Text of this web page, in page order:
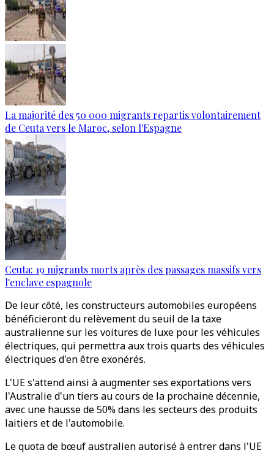
La majorité des 50 000 migrants repartis volontairement
de Ceuta vers le Maroc, selon l'Espagne
Ceuta: 19 migrants morts après des passages massifs vers
l'enclave espagnole
De leur côté, les constructeurs automobiles européens
bénéficieront du relèvement du seuil de la taxe
australienne sur les voitures de luxe pour les véhicules
électriques, qui permettra aux trois quarts des véhicules
électriques d'en être exonérés.
L'UE s'attend ainsi à augmenter ses exportations vers
l'Australie d'un tiers au cours de la prochaine décennie,
avec une hausse de 50% dans les secteurs des produits
laitiers et de l'automobile.
Le quota de bœuf australien autorisé à entrer dans l'UE